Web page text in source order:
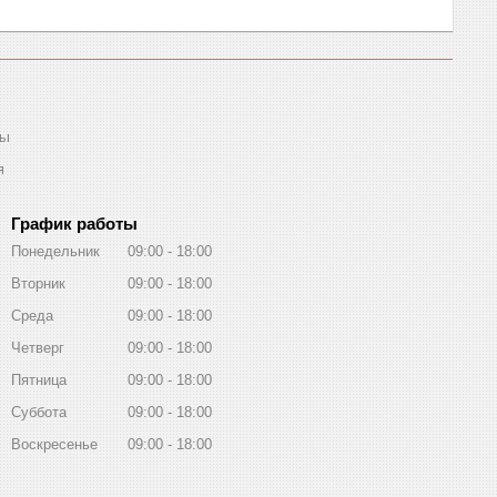
График работы
Понедельник 09:00
18:00
Вторник
09:00
18:00
Среда
09:00
18:00
Четверг
09:00
18:00
Пятница
09:00
18:00
Суббота
09:00
18:00
Воскресенье
09:00 18:00